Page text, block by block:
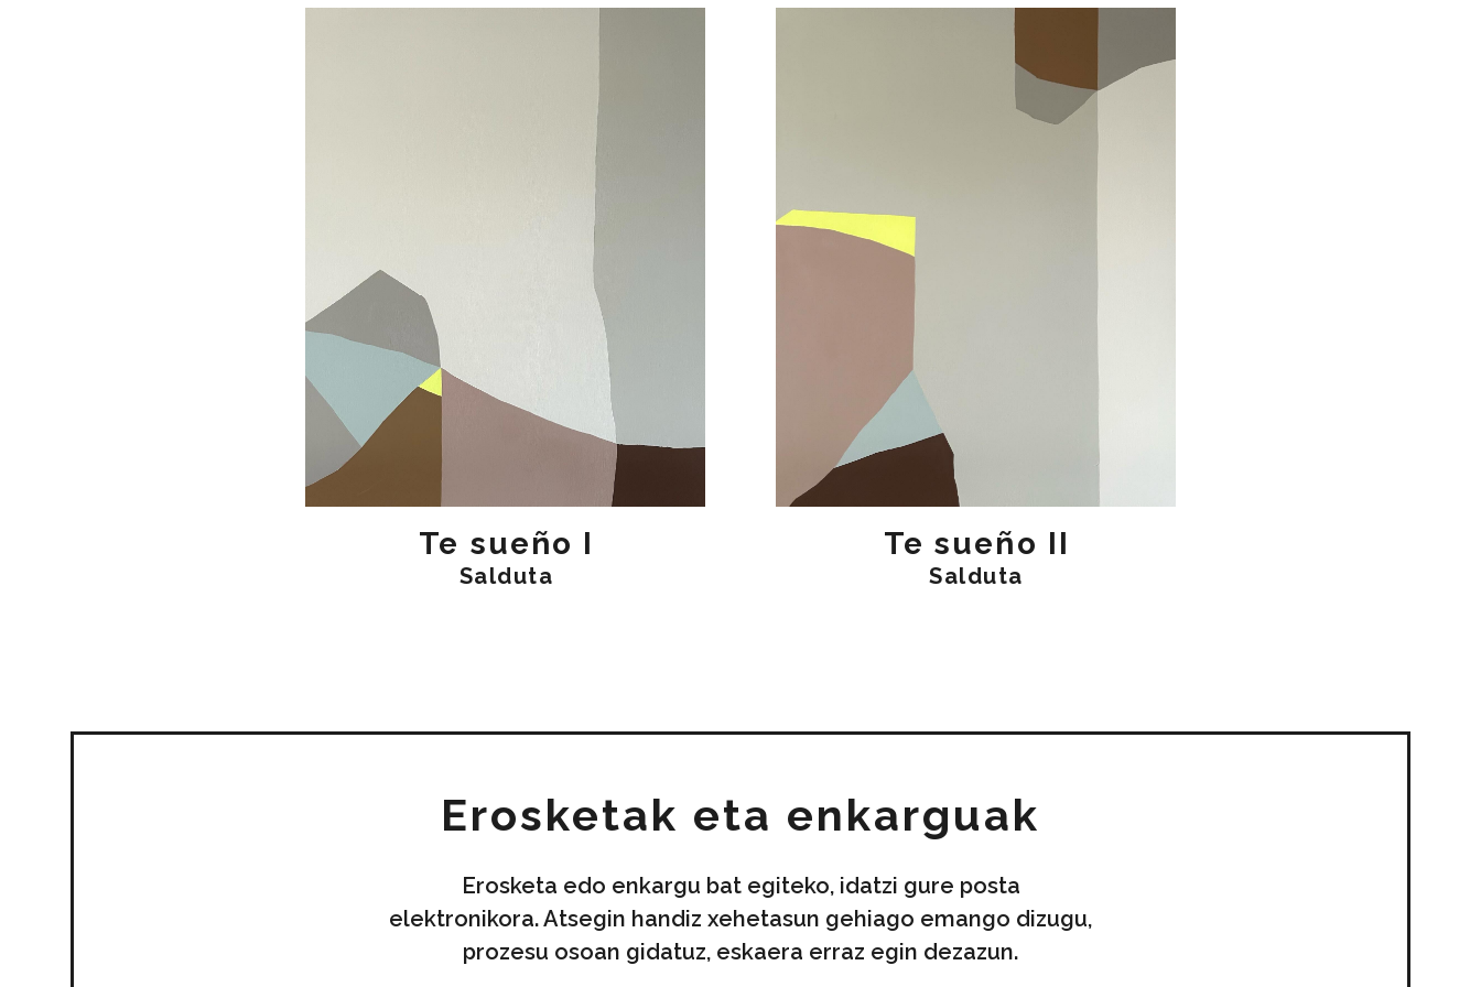
Te sueño I
Salduta
Te sueño II
Salduta
Erosketak eta enkarguak
Erosketa edo enkargu bat egiteko, idatzi gure posta
elektronikora. Atsegin handiz xehetasun gehiago emango dizugu,
prozesu osoan gidatuz, eskaera erraz egin dezazun.
Instagram